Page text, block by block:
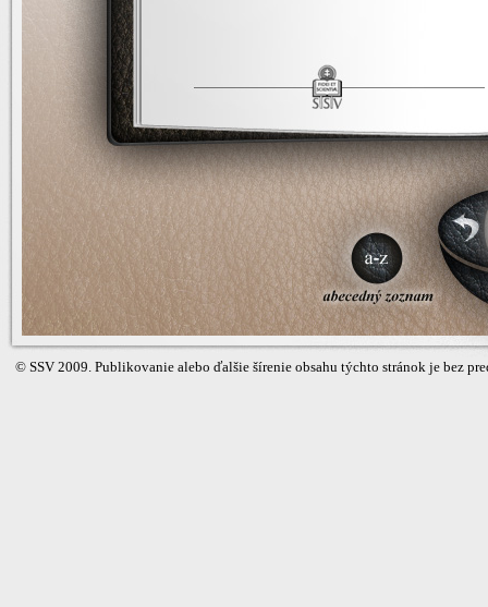
© SSV 2009. Publikovanie alebo ďalšie šírenie obsahu týchto stránok je bez